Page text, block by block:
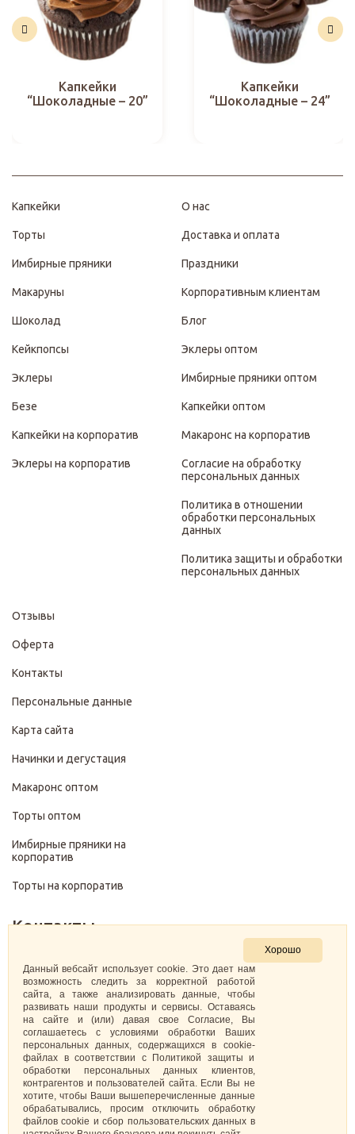
Капкейки
“Шоколадные – 20”
Капкейки
“Шоколадные – 24”
Капкейки
Торты
Имбирные пряники
Макаруны
Шоколад
Кейкпопсы
Эклеры
Безе
Капкейки на корпоратив
Эклеры на корпоратив
О нас
Доставка и оплата
Праздники
Корпоративным клиентам
Блог
Эклеры оптом
Имбирные пряники оптом
Капкейки оптом
Макаронс на корпоратив
Согласие на обработку
персональных данных
Политика в отношении
обработки персональных
данных
Политика защиты и обработки
персональных данных
Отзывы
Оферта
Контакты
Персональные данные
Карта сайта
Начинки и дегустация
Макаронс оптом
Торты оптом
Имбирные пряники на
корпоратив
Торты на корпоратив
Контакты
+7 (499) 322-28-29
pirojenka.rf@gmail.com
Москва, Павелецкая набережная 10к1
ИНН: 773575794220
Самозанятая Кретова Анастасия Юрьевна
Хорошо
Данный вебсайт использует cookie. Это дает нам
возможность следить за корректной работой
сайта, а также анализировать данные, чтобы
развивать наши продукты и сервисы. Оставаясь
на сайте и (или) давая свое Согласие, Вы
соглашаетесь с условиями обработки Ваших
персональных данных, содержащихся в cookie-
файлах в соответствии с Политикой защиты и
обработки персональных данных клиентов,
контрагентов и пользователей сайта. Если Вы не
хотите, чтобы Ваши вышеперечисленные данные
обрабатывались, просим отключить обработку
файлов cookie и сбор пользовательских данных в